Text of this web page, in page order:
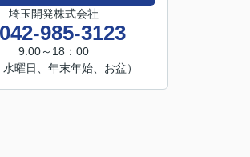
埼玉開発株式会社
042-985-3123
9:00～18：00
水曜日、年末年始、お盆）